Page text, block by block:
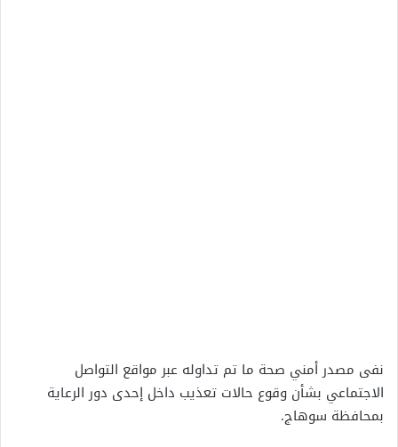
نفى مصدر أمني صحة ما تم تداوله عبر مواقع التواصل
الاجتماعي بشأن وقوع حالات تعذيب داخل إحدى دور الرعاية
بمحافظة سوهاج.